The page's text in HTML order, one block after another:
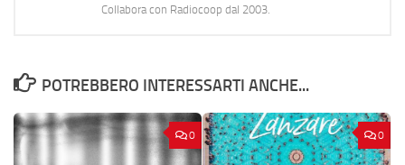
Collabora con Radiocoop dal 2003.
POTREBBERO INTERESSARTI ANCHE...
0 0